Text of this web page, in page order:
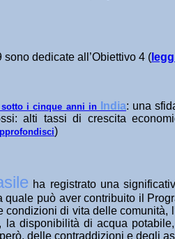
sono dedicate all’Obiettivo 4 (
i cinque anni in India: una
alti tassi di crescita
)
ha registrato una
quale può aver contribuito il
di vita delle comunità,
la disponibilità di acqua
delle contraddizioni e degli